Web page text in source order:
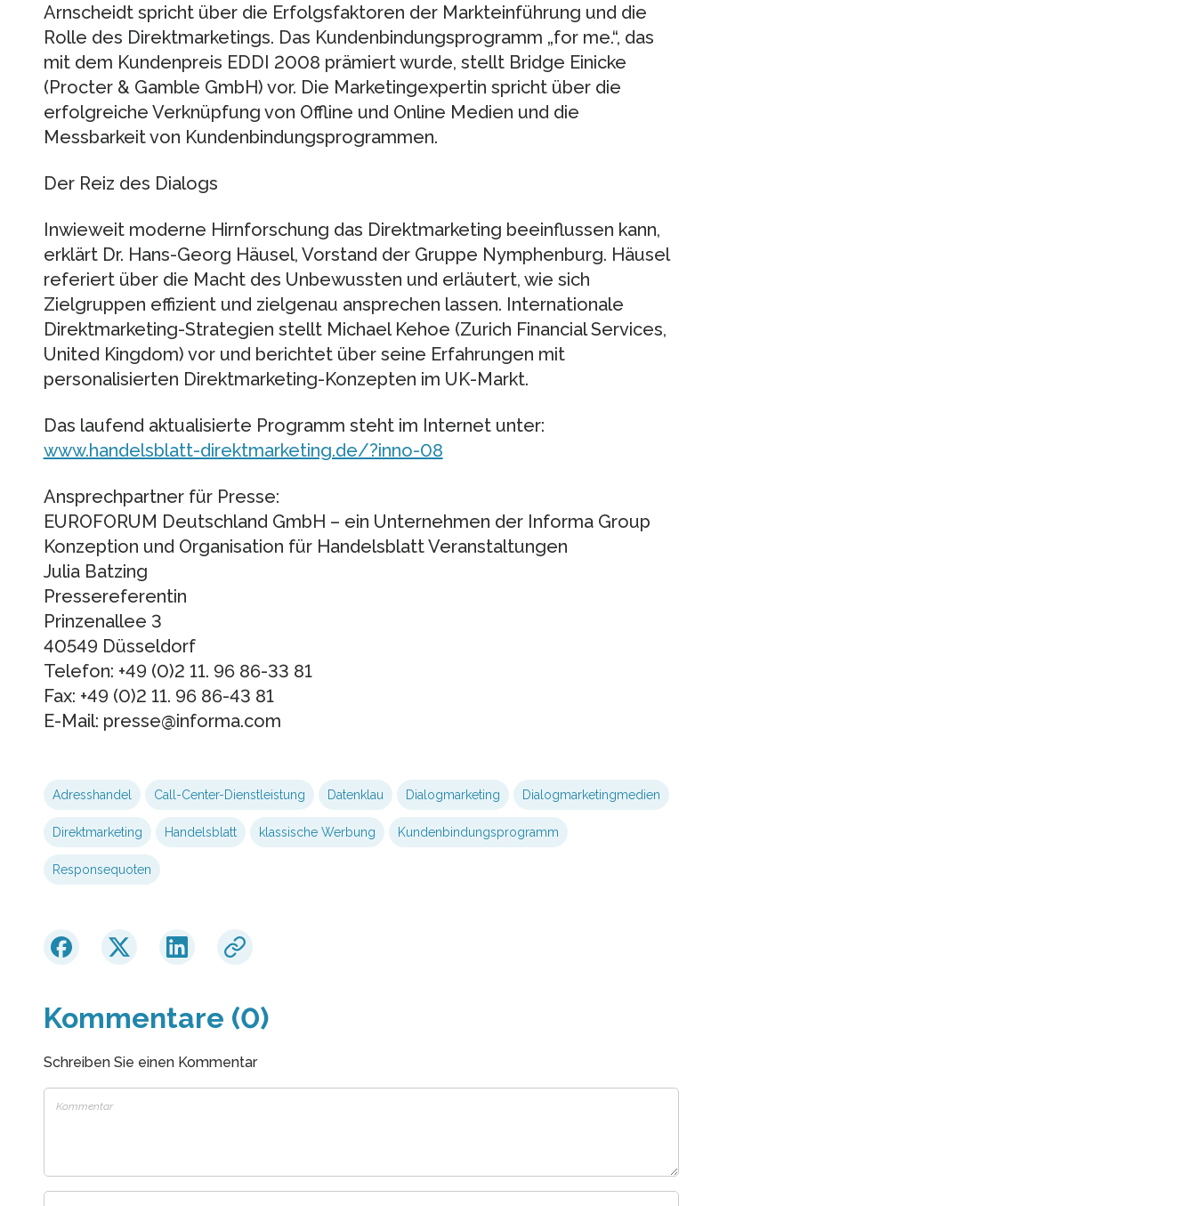
Arnscheidt spricht über die Erfolgsfaktoren der Markteinführung und die
Rolle des Direktmarketings. Das Kundenbindungsprogramm „for me.“, das
mit dem Kundenpreis EDDI 2008 prämiert wurde, stellt Bridge Einicke
(Procter & Gamble GmbH) vor. Die Marketingexpertin spricht über die
erfolgreiche Verknüpfung von Offline und Online Medien und die
Messbarkeit von Kundenbindungsprogrammen.
Der Reiz des Dialogs
Inwieweit moderne Hirnforschung das Direktmarketing beeinflussen kann,
erklärt Dr. Hans-Georg Häusel, Vorstand der Gruppe Nymphenburg. Häusel
referiert über die Macht des Unbewussten und erläutert, wie sich
Zielgruppen effizient und zielgenau ansprechen lassen. Internationale
Direktmarketing-Strategien stellt Michael Kehoe (Zurich Financial Services,
United Kingdom) vor und berichtet über seine Erfahrungen mit
personalisierten Direktmarketing-Konzepten im UK-Markt.
Das laufend aktualisierte Programm steht im Internet unter:
www.handelsblatt-direktmarketing.de/?inno-08
Ansprechpartner für Presse:
EUROFORUM Deutschland GmbH – ein Unternehmen der Informa Group
Konzeption und Organisation für Handelsblatt Veranstaltungen
Julia Batzing
Pressereferentin
Prinzenallee 3
40549 Düsseldorf
Telefon: +49 (0)2 11. 96 86-33 81
Fax: +49 (0)2 11. 96 86-43 81
E-Mail: presse@informa.com
Adresshandel Call-Center-Dienstleistung Datenklau Dialogmarketing Dialogmarketingmedien
Direktmarketing Handelsblatt klassische Werbung Kundenbindungsprogramm
Responsequoten
Kommentare (0)
Schreiben Sie einen Kommentar